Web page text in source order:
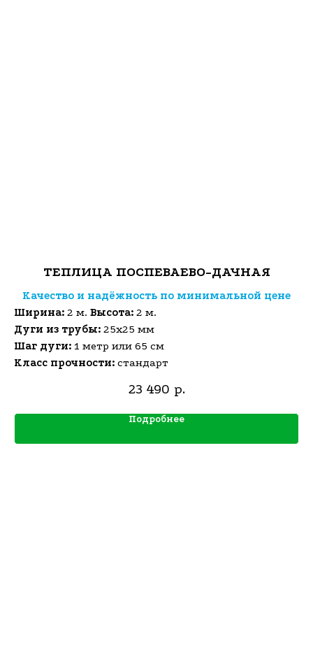
ТЕПЛИЦА ПОСПЕВАЕВО-ДАЧНАЯ
Качество и надёжность по минимальной цене
Ширина: 2 м. Высота: 2 м.
Дуги из трубы: 25х25 мм
Шаг дуги: 1 метр или 65 см
Класс прочности: стандарт
23 490 р.
Подробнее